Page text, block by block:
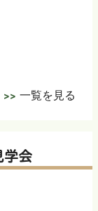
一覧を見る
学会